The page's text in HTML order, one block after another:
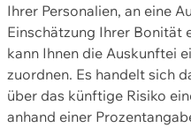
Ihrer Personalien, an eine
Einschätzung Ihrer Bonität
kann Ihnen die Auskunftei
zuordnen. Es handelt sich
über das künftige Risiko
anhand einer